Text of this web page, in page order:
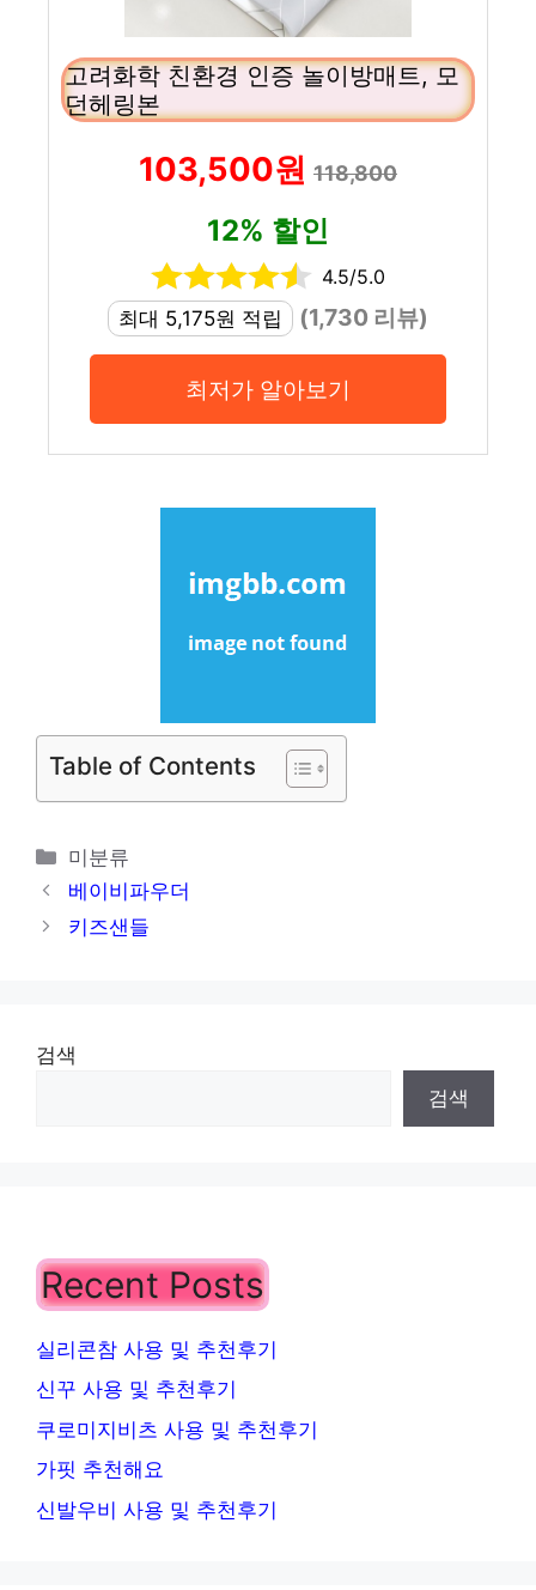
고려화학 친환경 인증 놀이방매트, 모
던헤링본
103,500원 118,800
12% 할인
4.5/5.0
최대 5,175원 적립
(1,730 리뷰)
최저가 알아보기
Table of Contents
카
테
고
리
미분류
베이비파우더
키즈샌들
검색
검색
Recent Posts
실리콘참 사용 및 추천후기
신꾸 사용 및 추천후기
쿠로미지비츠 사용 및 추천후기
가핏 추천해요
신발우비 사용 및 추천후기